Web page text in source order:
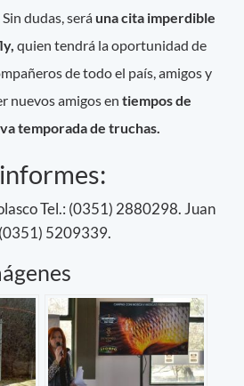
Sin dudas, será una cita imperdible
quien tendrá la oportunidad de
de todo el país, amigos y
nuevos amigos entiempos de
temporada de truchas.
Tel.: (0351) 2880298. Juan
5209339.